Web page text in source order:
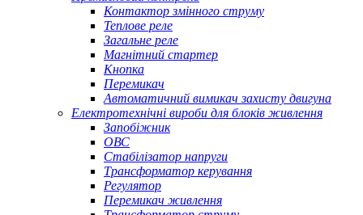
Контактор змінного струму
Теплове реле
Загальне реле
Магнітний стартер
Кнопка
Перемикач
Автоматичний вимикач захисту двигуна
Електротехнічні вироби для блоків живлення
Запобіжник
ОВС
Стабілізатор напруги
Трансформатор керування
Регулятор
Перемикач живлення